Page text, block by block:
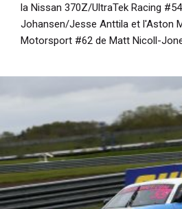
la Nissan 370Z/UltraTek Racing
Johansen/Jesse Anttila et l'Aston
Motorsport #62 de Matt Nicoll-